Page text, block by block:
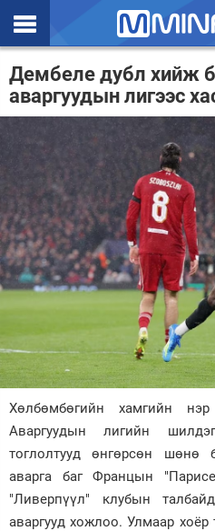
Эхлэл
Цаг агаар
Валют ханш
Улс төр
Эдийн засаг
Үзэл бодол
Спорт
Дэлхий
Зурхай
Дембеле дубл хийж
аваргуудын лигээс
Хөлбөмбөгийн хамгийн
Аваргуудын лигийн
тоглолтууд өнгөрсөн шөнө
аварга баг Францын
"Ливерпүүл" клубын
аваргууд хожлоо. Улмаар